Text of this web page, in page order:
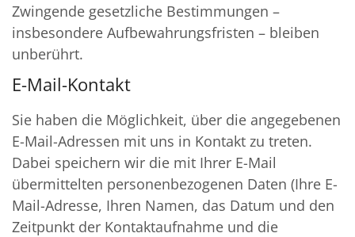
Zwingende gesetzliche Bestimmungen –
insbesondere Aufbewahrungsfristen – bleiben
unberührt.
E-Mail-Kontakt
Sie haben die Möglichkeit, über die angegebenen
E-Mail-Adressen mit uns in Kontakt zu treten.
Dabei speichern wir die mit Ihrer E-Mail
übermittelten personenbezogenen Daten (Ihre E-
Mail-Adresse, Ihren Namen, das Datum und den
Zeitpunkt der Kontaktaufnahme und die